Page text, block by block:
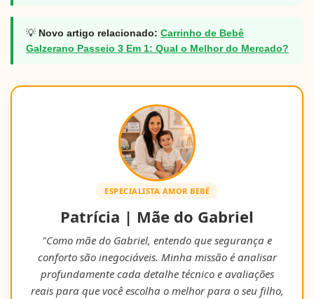
💡 Novo artigo relacionado: Carrinho de Bebê
Galzerano Passeio 3 Em 1: Qual o Melhor do Mercado?
ESPECIALISTA AMOR BEBÊ
Patrícia | Mãe do Gabriel
"Como mãe do Gabriel, entendo que segurança e
conforto são inegociáveis. Minha missão é analisar
profundamente cada detalhe técnico e avaliações
reais para que você escolha o melhor para o seu filho,